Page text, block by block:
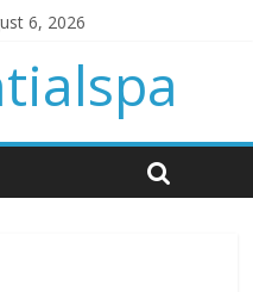
6, 2026